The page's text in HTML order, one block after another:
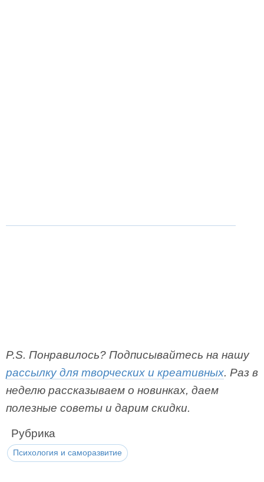
P.S. Понравилось? Подписывайтесь на нашу
рассылку для творческих и креативных. Раз в
неделю рассказываем о новинках, даем
полезные советы и дарим скидки.
Рубрика
Психология и саморазвитие